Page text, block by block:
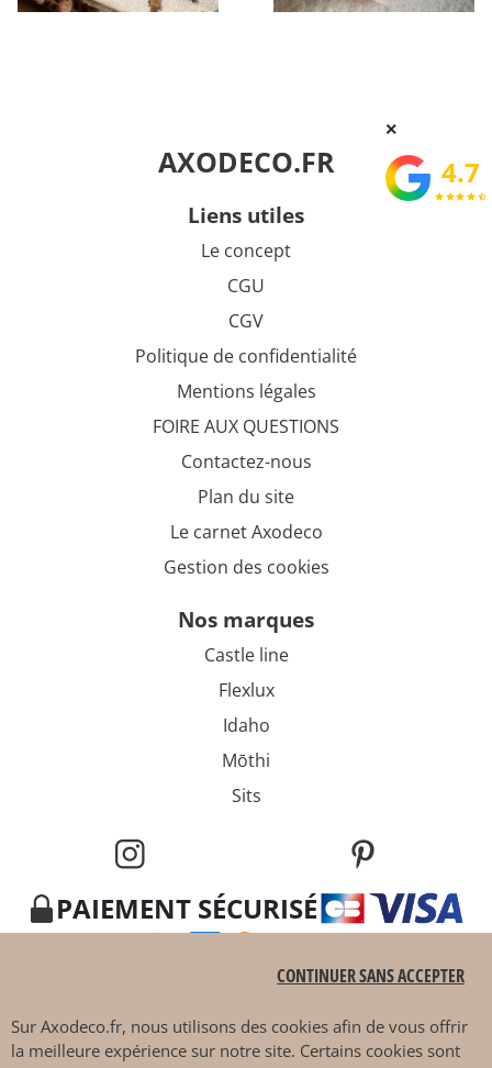
AXODECO.FR
liens utiles
Le concept
CGU
CGV
Politique de confidentialité
Mentions légales
FOIRE AUX QUESTIONS
Contactez-nous
Plan du site
Le carnet Axodeco
Gestion des cookies
nos marques
Castle line
Flexlux
Idaho
Mōthi
Sits
PAIEMENT SÉCURISÉ
×
4.7
star starstar star star_half
Sur Axodeco.fr, nous utilisons des cookies afin de vous offrir
la meilleure expérience sur notre site. Certains cookies sont
CONTINUER SANS ACCEPTER